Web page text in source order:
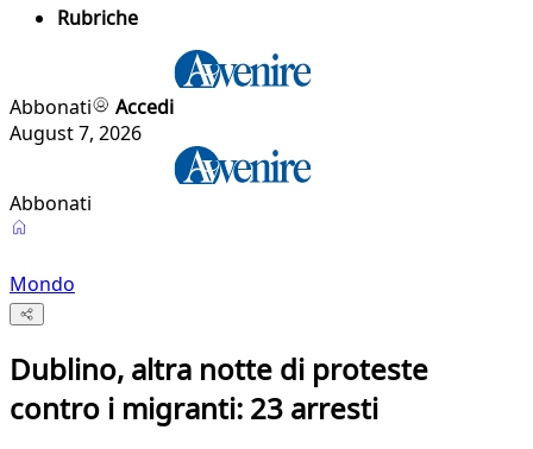
Rubriche
Abbonati
Accedi
August 7, 2026
Abbonati
Mondo
Dublino, altra notte di proteste
contro i migranti: 23 arresti